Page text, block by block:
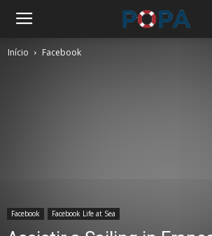
Início Facebook
Facebook Facebook Life at Sea